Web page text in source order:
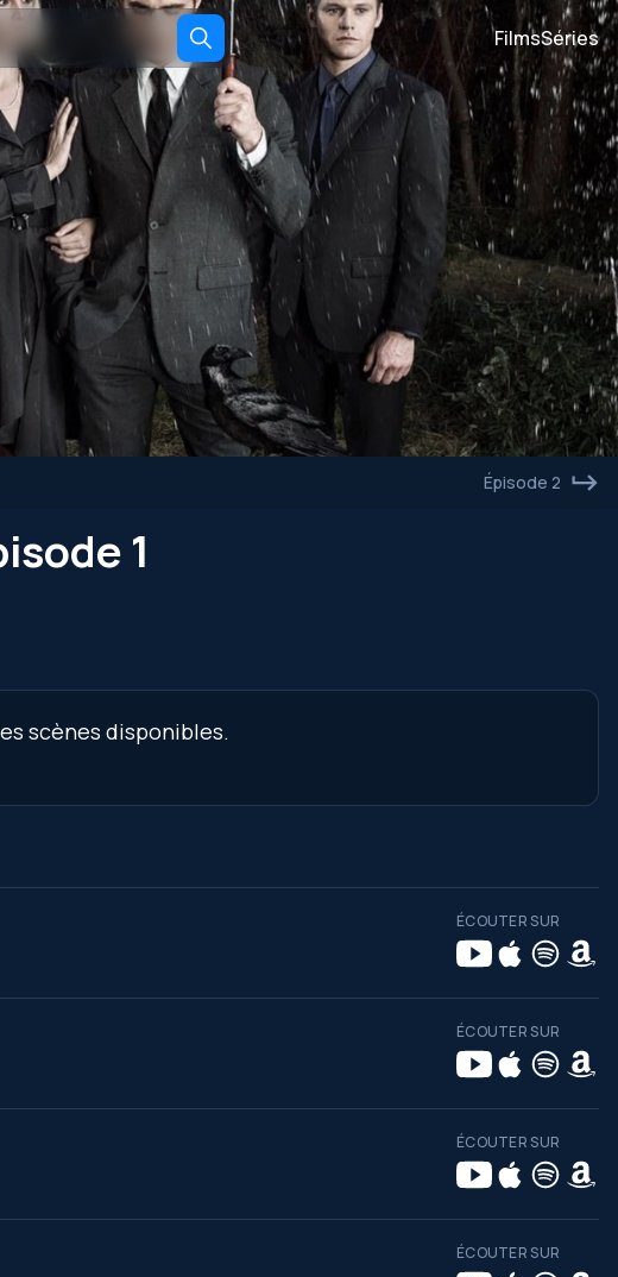
FilmsSéries
Épisode 2
1
scènes disponibles.
ÉCOUTER SUR
ÉCOUTER SUR
ÉCOUTER SUR
ÉCOUTER SUR